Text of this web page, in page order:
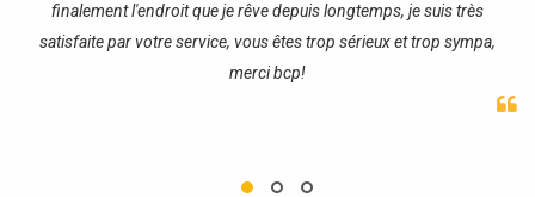
finalement l'endroit que je rêve depuis longtemps, je suis très
satisfaite par votre service, vous êtes trop sérieux et trop sympa,
merci bcp!